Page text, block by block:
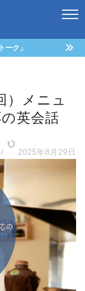
ーク」
）メニュ
英会話
/ 2025年8月29日